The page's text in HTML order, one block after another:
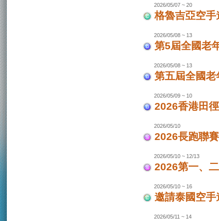
2026/05/07 ~ 20
格魯吉亞空
2026/05/08 ~ 13
第5屆全國老
2026/05/08 ~ 13
第五屆全國
2026/05/09 ~ 10
2026香港田
2026/05/10
2026長跑聯
2026/05/10 ~ 12/13
2026第一、
2026/05/10 ~ 16
邀請泰國空
2026/05/11 ~ 14